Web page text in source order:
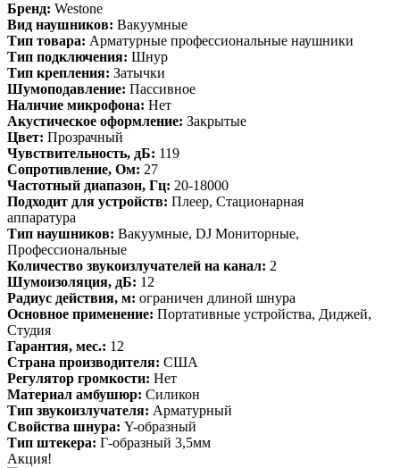
Бренд: Westone
Вид наушников: Вакуумные
Тип товара: Арматурные профессиональные наушники
Тип подключения: Шнур
Тип крепления: Затычки
Шумоподавление: Пассивное
Наличие микрофона: Нет
Акустическое оформление: Закрытые
Цвет: Прозрачный
Чувствительность, дБ: 119
Сопротивление, Ом: 27
Частотный диапазон, Гц: 20-18000
Подходит для устройств: Плеер, Стационарная
аппаратура
Тип наушников: Вакуумные, DJ Мониторные,
Профессиональные
Количество звукоизлучателей на канал: 2
Шумоизоляция, дБ: 12
Радиус действия, м: ограничен длиной шнура
Основное применение: Портативные устройства, Диджей,
Студия
Гарантия, мес.: 12
Страна производителя: США
Регулятор громкости: Нет
Материал амбушюр: Силикон
Тип звукоизлучателя: Арматурный
Свойства шнура: Y-образный
Тип штекера: Г-образный 3,5мм
Акция!